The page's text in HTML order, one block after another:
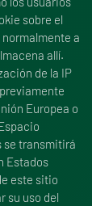
sobre el
a
allí.
de la IP
Europea o
se transmitirá
Estados
este sitio
su uso del